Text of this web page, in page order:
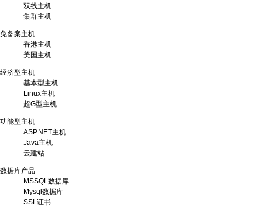
双线主机
集群主机
免备案主机
香港主机
美国主机
经济型主机
基本型主机
Linux主机
超G型主机
功能型主机
ASP.NET主机
Java主机
云建站
数据库产品
MSSQL数据库
Mysql数据库
SSL证书